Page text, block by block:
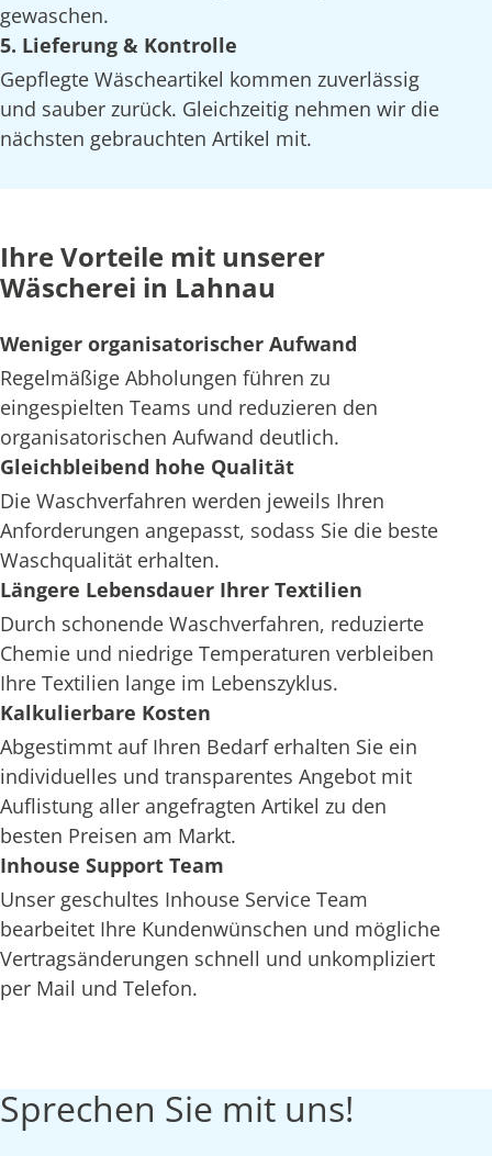
gewaschen.
5. Lieferung & Kontrolle
Gepflegte Wäscheartikel kommen zuverlässig
und sauber zurück. Gleichzeitig nehmen wir die
nächsten gebrauchten Artikel mit.
Ihre Vorteile mit unserer
Wäscherei in Lahnau
Weniger organisatorischer Aufwand
Regelmäßige Abholungen führen zu
eingespielten Teams und reduzieren den
organisatorischen Aufwand deutlich.
Gleichbleibend hohe Qualität
Die Waschverfahren werden jeweils Ihren
Anforderungen angepasst, sodass Sie die beste
Waschqualität erhalten.
Längere Lebensdauer Ihrer Textilien
Durch schonende Waschverfahren, reduzierte
Chemie und niedrige Temperaturen verbleiben
Ihre Textilien lange im Lebenszyklus.
Kalkulierbare Kosten
Abgestimmt auf Ihren Bedarf erhalten Sie ein
individuelles und transparentes Angebot mit
Auflistung aller angefragten Artikel zu den
besten Preisen am Markt.
Inhouse Support Team
Unser geschultes Inhouse Service Team
bearbeitet Ihre Kundenwünschen und mögliche
Vertragsänderungen schnell und unkompliziert
per Mail und Telefon.
Sprechen Sie mit uns!